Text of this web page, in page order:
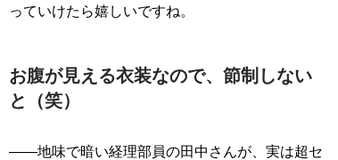
っていけたら嬉しいですね。
お腹が見える衣装なので、節制しない
と（笑）
――地味で暗い経理部員の田中さんが、実は超セ